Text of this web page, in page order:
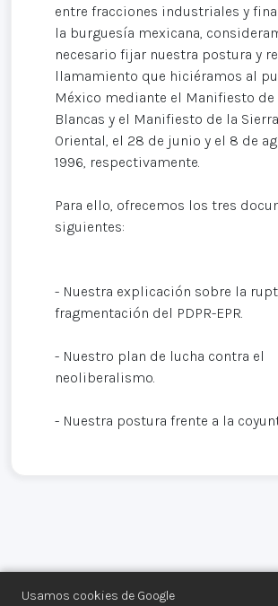
Usamos cookies de Google
entre fracciones industriales y
la burguesía mexicana,
necesario fijar nuestra postura y
llamamiento que hiciéramos al
México mediante el Manifiesto de
Blancas y el Manifiesto de la
Oriental, el 28 de junio y el 8 de
1996, respectivamente.
Para ello, ofrecemos los tres
siguientes:
- Nuestra explicación sobre la
fragmentación del PDPR-EPR.
- Nuestro plan de lucha contra el
neoliberalismo.
- Nuestra postura frente a la